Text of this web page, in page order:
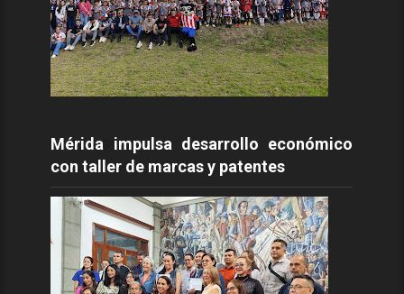
Mérida impulsa desarrollo económico
con taller de marcas y patentes